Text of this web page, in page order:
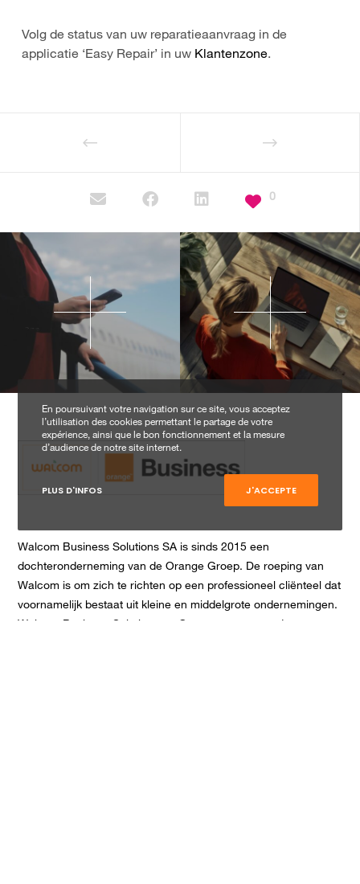
Volg de status van uw reparatieaanvraag in de
applicatie ‘Easy Repair’ in uw Klantenzone.
0
Walcom Business Solutions SA is sinds 2015 een
dochteronderneming van de Orange Groep. De roeping van
Walcom is om zich te richten op een professioneel cliënteel dat
voornamelijk bestaat uit kleine en middelgrote ondernemingen.
En poursuivant votre navigation sur ce site, vous acceptez
l’utilisation des cookies permettant le partage de votre
expérience, ainsi que le bon fonctionnement et la mesure
d’audience de notre site internet.
PLUS D'INFOS J'ACCEPTE